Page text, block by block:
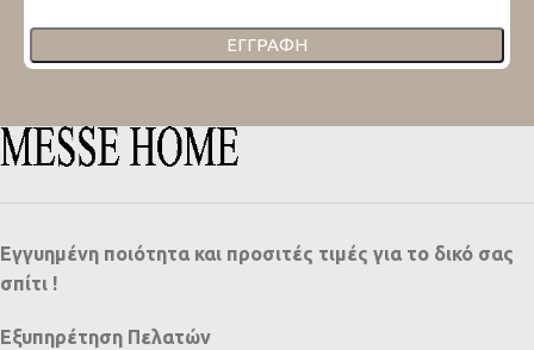
ΕΓΓΡΑΦΉ
Εγγυημένη ποιότητα και προσιτές τιμές για το δικό σας
σπίτι !
Εξυπηρέτηση Πελατών